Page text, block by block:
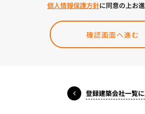
個人情報保護方針に同意の上お
確認画面へ進む
登録建築会社一覧